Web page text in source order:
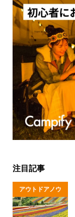
注目記事
アウトドアノウ
ハウ